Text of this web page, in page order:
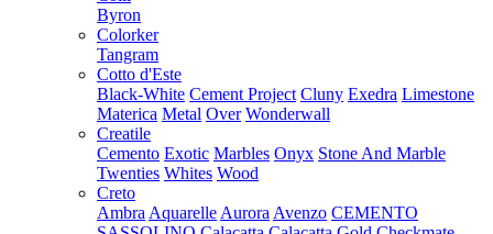
Byron
Colorker
Tangram
Cotto d'Este
Black-White Cement Project Cluny Exedra Limestone
Materica Metal Over Wonderwall
Creatile
Cemento Exotic Marbles Onyx Stone And Marble
Twenties Whites Wood
Creto
Ambra Aquarelle Aurora Avenzo CEMENTO